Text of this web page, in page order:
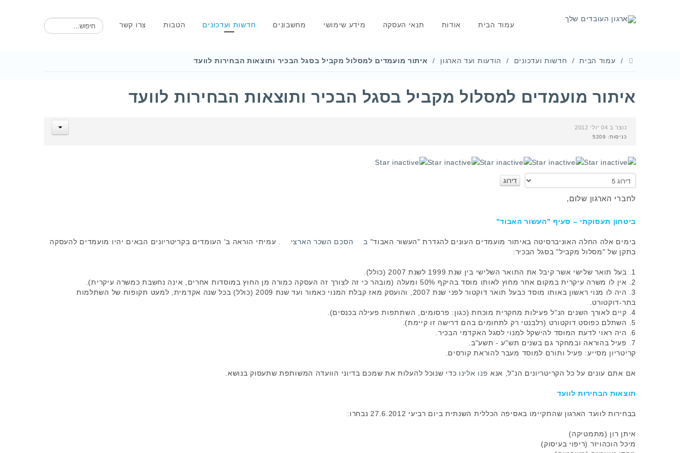
עמוד הבית אודות תנאי העסקה מידע שימושי מחשבונים חדשות ועדכונים הטבות צרו קשר חיפוש
עמוד הבית חדשות ועדכונים הודעות ועד הארגון איתור מועמדים למסלול מקביל בסגל הבכיר ותוצאות הבחירות לוועד
איתור מועמדים למסלול מקביל בסגל הבכיר ותוצאות הבחירות לוועד
נוצר ב 04 יולי 2012
כניסות: 5209
אנא
דרגו
לחברי הארגון שלום,
ביטחון תעסוקתי – סעיף "העשור האבוד"
בימים אלה החלה האוניברסיטה באיתור מועמדים העונים להגדרת "העשור האבוד" ב הסכם השכר הארצי . עמיתי הוראה ב' העומדים בקריטריונים הבאים יהיו מועמדים להעסקה
בתקן של "מסלול מקביל" בסגל הבכיר:
1. בעל תואר שלישי אשר קיבל את התואר השלישי בין שנת 1999 לשנת 2007 (כולל).
2. אין לו משרה עיקרית במקום אחר מחוץ לאותו מוסד בהיקף 50% ומעלה (מובהר כי זה לצורך זה העסקה כמורה מן החוץ במוסדות אחרים, אינה נחשבת כמשרה עיקרית).
3. היה לו מנוי ראשון באותו מוסד כבעל תואר דוקטור לפני שנת 2007, והועסק מאז קבלת המנוי כאמור ועד שנת 2009 (כולל) בכל שנה אקדמית, למעט תקופות של השתלמות
בתר-דוקטורט.
4. קיים לאורך השנים הנ"ל פעילות מחקרית מוכחת (כגון: פרסומים, השתתפות פעילה בכנסים).
5. השתלם כפוסט דוקטורט (רלבנטי רק לתחומים בהם דרישה זו קיימת).
6. היה ראוי לדעת המוסד להישקל למנוי לסגל האקדמי הבכיר.
7. פעיל בהוראה ובמחקר גם בשנים תש"ע - תשע"ב.
קריטריון מסייע: פעיל ותורם למוסד מעבר להוראת קורסים.
אם אתם עונים על כל הקריטריונים הנ"ל, אנא פנו אלינו כדי שנוכל להעלות את שמכם בדיוני הוועדה המשותפת שתעסוק בנושא.
תוצאות הבחירות לוועד
בבחירות לוועד הארגון שהתקיימו באסיפה הכללית השנתית ביום רביעי 27.6.2012 נבחרו:
איתן רון (מתמטיקה)
מיכל הוכהויזר (ריפוי בעיסוק)